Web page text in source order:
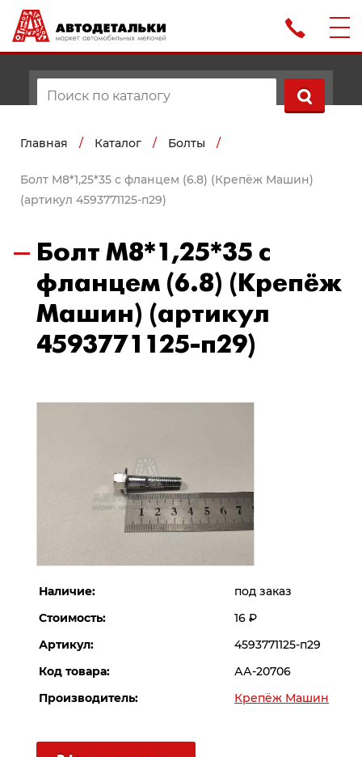
Главная / Каталог / Болты /
Болт М8*1,25*35 с фланцем (6.8) (Крепёж Машин)
(артикул 4593771125-п29)
Болт М8*1,25*35 с
фланцем (6.8) (Крепёж
Машин) (артикул
4593771125-п29)
Наличие:
под заказ
Стоимость:
16 Р
Артикул:
4593771125-п29
Код товара:
АА-20706
Производитель:
Крепёж Машин